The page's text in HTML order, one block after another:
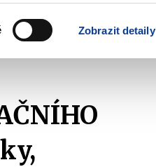
Zobrazit detaily
submenu
a
oznámení